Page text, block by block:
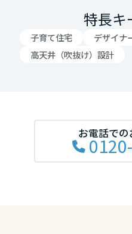
特長キ
子育て住宅
デザイナ
高天井（吹抜け）設計
お電話で
中国・四国エリア